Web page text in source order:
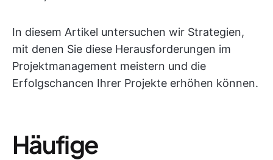
In diesem Artikel untersuchen wir Strategien,
mit denen Sie diese Herausforderungen im
Projektmanagement meistern und die
Erfolgschancen Ihrer Projekte erhöhen können.
Häufige